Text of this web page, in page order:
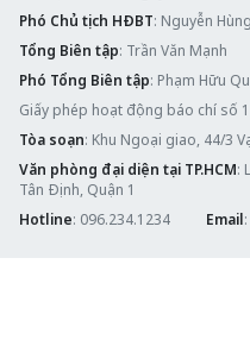
Phó Chủ tịch HĐBT: Nguyễn
Tổng Biên tập: Trần Văn Mạnh
Phó Tổng Biên tập: Phạm Hữu
Giấy phép hoạt động báo chí số
Tòa soạn: Khu Ngoại giao, 44/3
Văn phòng đại diện tại TP.HCM:
Tân Định, Quận 1
Hotline: 096.234.1234 Email: